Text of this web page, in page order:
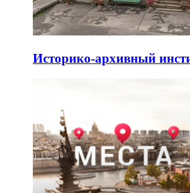
Историко-архивный